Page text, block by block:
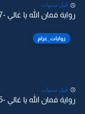
قبل سنوات
رواية فمان الله يا غالي -27
روايات_غرام
قبل سنوات
رواية فمان الله يا غالي -25